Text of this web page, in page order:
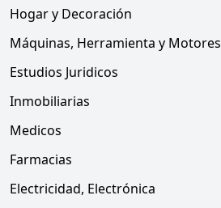
Hogar y Decoración
Máquinas, Herramienta y Motores
Estudios Juridicos
Inmobiliarias
Medicos
Farmacias
Electricidad, Electrónica